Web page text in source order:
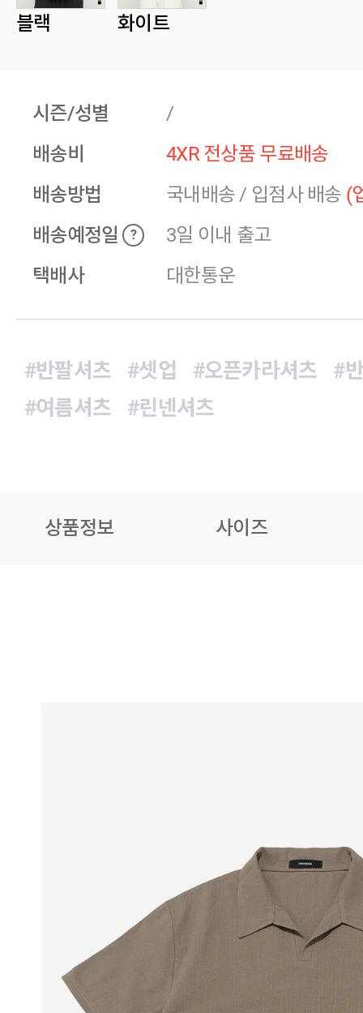
블랙 화이트
시즌/성별
/
배송비
4XR 전상품 무료배송
배송방법
국내배송 / 입점사 배송 (
배송예정일
?
3일 이내 출고
택배사
대한통운
#반팔셔츠 #셋업 #오픈카라셔츠
#
#여름셔츠
#린넨셔츠
상품정보 사이즈